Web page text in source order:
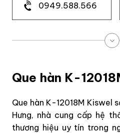
0949.588.566
Que hàn K-
Que hàn K-12018M Kiswel
Hưng, nhà cung cấp hệ
thương hiệu uy tín trong